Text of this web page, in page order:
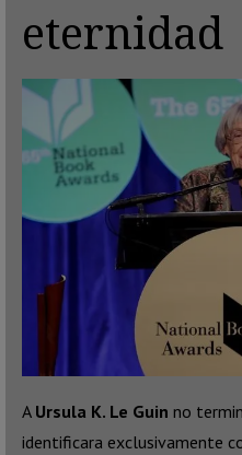
eternidad
A Ursula K. Le Guin no
identificara exclusivamente